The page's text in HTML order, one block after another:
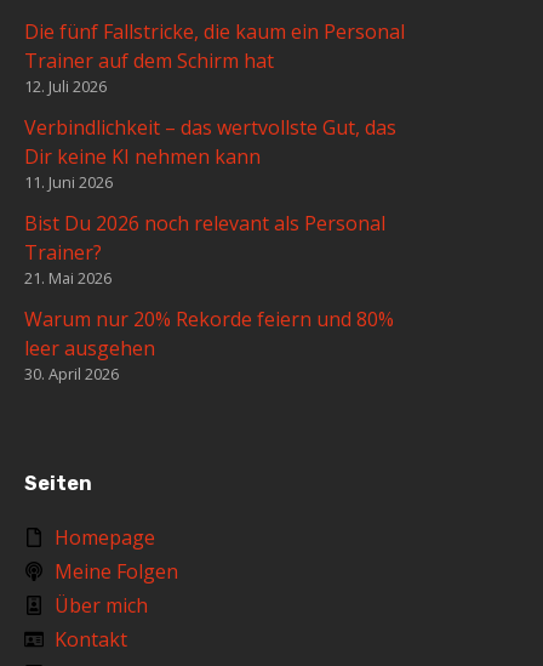
Die fünf Fallstricke, die kaum ein Personal
Trainer auf dem Schirm hat
12. Juli 2026
Verbindlichkeit – das wertvollste Gut, das
Dir keine KI nehmen kann
11. Juni 2026
Bist Du 2026 noch relevant als Personal
Trainer?
21. Mai 2026
Warum nur 20% Rekorde feiern und 80%
leer ausgehen
30. April 2026
Seiten
Homepage
Meine Folgen
Über mich
Kontakt